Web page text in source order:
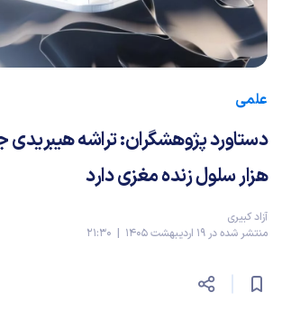
علمی
هزار سلول زنده مغزی دارد
آزاد کبیری
منتشر شده در 19 اردیبهشت 1405 | 21:30